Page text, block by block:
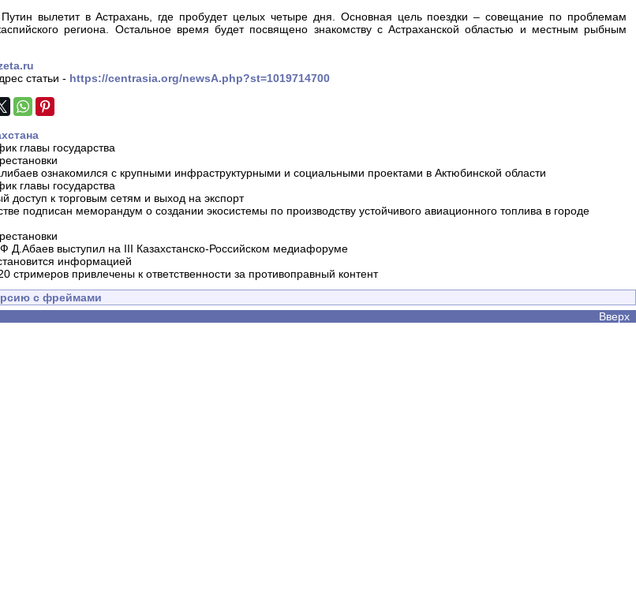
вылетит в Астрахань, где пробудет целых четыре дня. Основная цель поездки – совещание по проблемам
региона. Остальное время будет посвящено знакомству с Астраханской областью и местным рыбным
статьи - https://centrasia.org/newsA.php?st=1019714700
главы государства
ознакомился с крупными инфраструктурными и социальными проектами в Актюбинской области
главы государства
доступ к торговым сетям и выход на экспорт
подписан меморандум о создании экосистемы по производству устойчивого авиационного топлива в городе
Д.Абаев выступил на III Казахстанско-Российском медиафоруме
информацией
стримеров привлечены к ответственности за противоправный контент
с фреймами
Вверх